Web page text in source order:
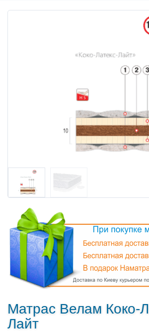
Матрас Велам Коко-
Лайт